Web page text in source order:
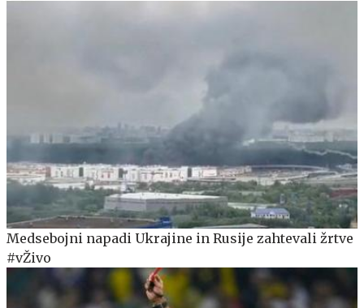
Medsebojni napadi Ukrajine in Rusije zahtevali žrtve
#vŽivo